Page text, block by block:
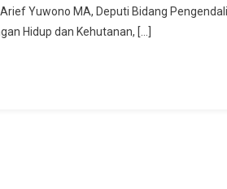
Yuwono MA, Deputi Bidang
Hidup dan Kehutanan, […]